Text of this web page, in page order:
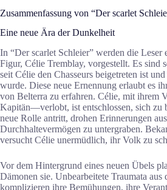
Zusammenfassung von “Der scarlet
Eine neue Ära der Dunkelheit
In “Der scarlet Schleier” werden die Leser
Figur, Célie Tremblay, vorgestellt. Es sind
seit Célie den Chasseurs beigetreten ist
wurde. Diese neue Ernennung erlaubt es
von Belterra zu erfahren. Célie, mit ihrem
Kapitän—verlobt, ist entschlossen, sich zu
neue Rolle antritt, drohen Erinnerungen
Durchhaltevermögen zu untergraben.
versucht Célie unermüdlich, ihr Volk zu
Vor dem Hintergrund eines neuen Übels
Dämonen sie. Unbearbeitete Traumata aus
komplizieren ihre Bemühungen, ihre